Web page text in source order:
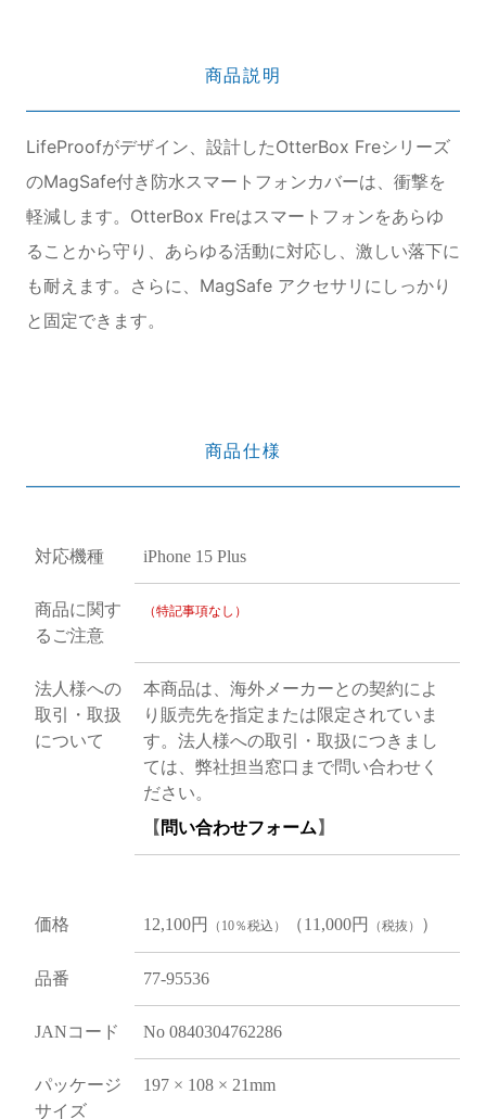
商品説明
LifeProofがデザイン、設計したOtterBox Freシリーズ
のMagSafe付き防水スマートフォンカバーは、衝撃を
軽減します。OtterBox Freはスマートフォンをあらゆ
ることから守り、あらゆる活動に対応し、激しい落下に
も耐えます。さらに、MagSafe アクセサリにしっかり
と固定できます。
商品仕様
対応機種 iPhone 15 Plus
商品に関す
るご注意
（特記事項なし）
法人様への
取引・取扱
について
本商品は、海外メーカーとの契約によ
り販売先を指定または限定されていま
す。法人様への取引・取扱につきまし
ては、弊社担当窓口まで問い合わせく
ださい。
【 問い合わせフォーム 】
価格 12,100円 （10％税込） （11,000円 （税抜） ）
品番 77-95536
JANコード No 0840304762286
パッケージ
サイズ
197 × 108 × 21mm